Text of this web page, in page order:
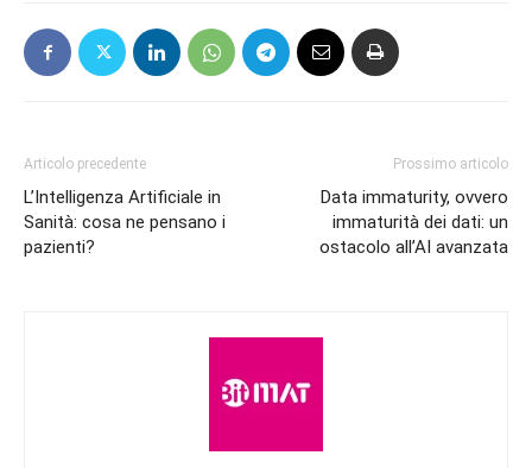
Articolo precedente
L’Intelligenza Artificiale in
Sanità: cosa ne pensano i
pazienti?
Prossimo articolo
Data immaturity, ovvero
immaturità dei dati: un
ostacolo all’AI avanzata